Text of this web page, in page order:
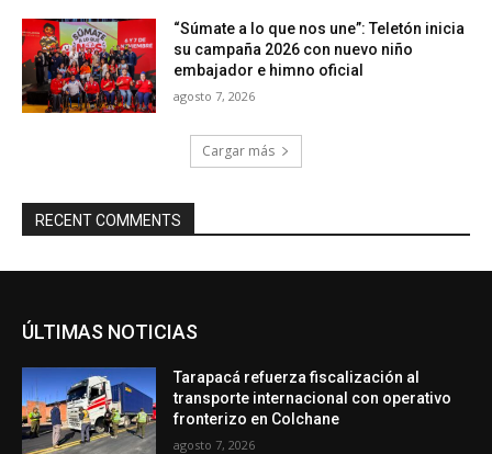
“Súmate a lo que nos une”: Teletón inicia
su campaña 2026 con nuevo niño
embajador e himno oficial
agosto 7, 2026
Cargar más
RECENT COMMENTS
ÚLTIMAS NOTICIAS
Tarapacá refuerza fiscalización al
transporte internacional con operativo
fronterizo en Colchane
agosto 7, 2026